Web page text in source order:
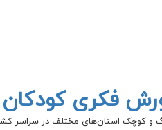
فکری کودکان
و کوچک استان‌های مختلف در سراسر